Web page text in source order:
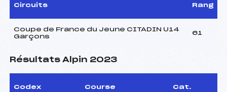
Circuits Rang
Coupe de France du Jeune CITADIN U14
Garçons
61
Résultats Alpin 2023
Codex Course Cat.